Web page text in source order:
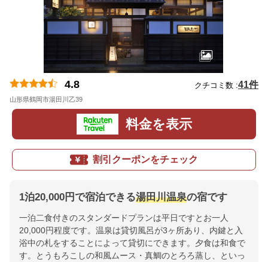
4.8 クチコミ数 :41件
山形県鶴岡市湯田川乙39
料金を表示
割引クーポンをチェック
1泊20,000円で宿泊できる湯田川温泉の宿です
一泊二食付きのスタンダードプランは平日ですとお一人
20,000円程度です。温泉は貸切風呂が3ヶ所あり、内鍵と入
浴中の札をすることによって貸切にできます。夕食は和食で
す。とうもろこしの和風ムース・真鯛のとろろ蒸し、といっ